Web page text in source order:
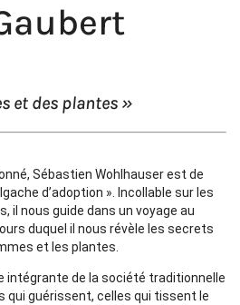
et des plantes »
Sébastien Wohlhauser est de
d’adoption ». Incollable sur les
il nous guide dans un voyage au
duquel il nous révèle les secrets
et les plantes.
intégrante de la société traditionnelle
qui guérissent, celles qui tissent le